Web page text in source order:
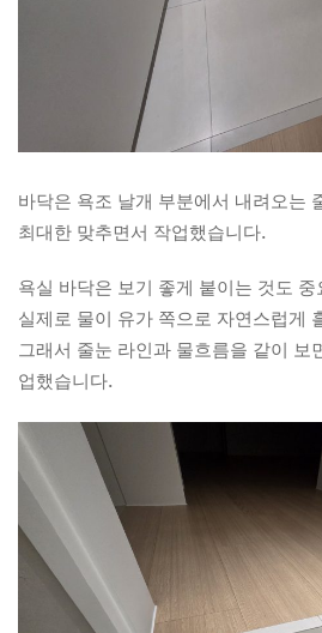
바닥은 욕조 날개 부분에서 내려오는
최대한 맞추면서 작업했습니다.
욕실 바닥은 보기 좋게 붙이는 것도 중
실제로 물이 유가 쪽으로 자연스럽게
그래서 줄눈 라인과 물흐름을 같이 보
업했습니다.